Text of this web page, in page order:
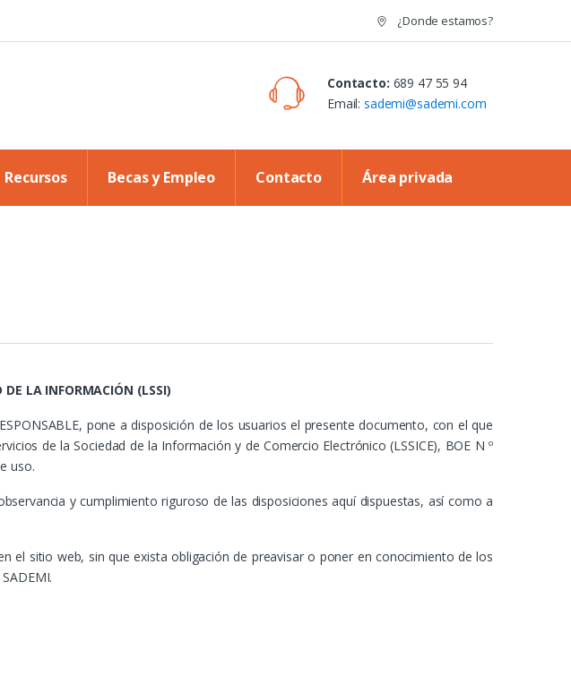
¿Donde estamos?
Contacto: 689 47 55 94
Email:sademi@sademi.com
Recursos Becas y Empleo Contacto Área privada
DE LA INFORMACIÓN (LSSI)
pone a disposición de los usuarios el presente documento, con el que
de la Sociedad de la Información y de Comercio Electrónico (LSSICE), BOE N º
uso.
y cumplimiento riguroso de las disposiciones aquí dispuestas, así como a
el sitio web, sin que exista obligación de preavisar o poner en conocimiento de los